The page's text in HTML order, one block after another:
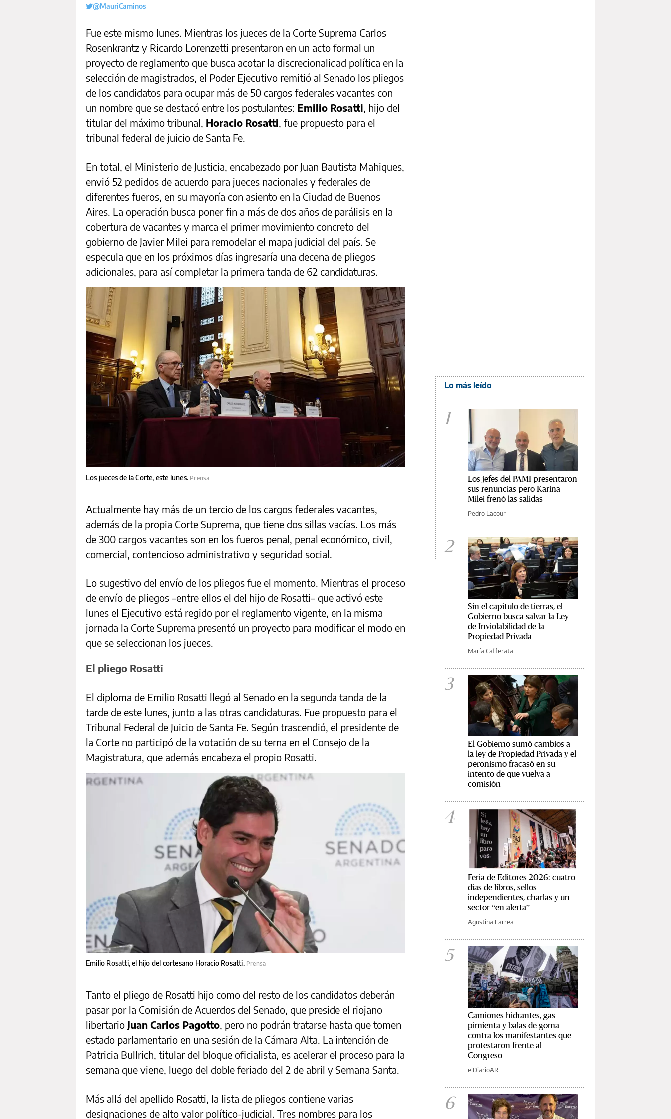
@MauriCaminos
Fue este mismo lunes. Mientras los jueces de la Corte Suprema Carlos
Rosenkrantz y Ricardo Lorenzetti presentaron en un acto formal un
proyecto de reglamento que busca acotar la discrecionalidad política en la
selección de magistrados, el Poder Ejecutivo remitió al Senado los pliegos
de los candidatos para ocupar más de 50 cargos federales vacantes con
un nombre que se destacó entre los postulantes: Emilio Rosatti, hijo del
titular del máximo tribunal, Horacio Rosatti, fue propuesto para el
tribunal federal de juicio de Santa Fe.
En total, el Ministerio de Justicia, encabezado por Juan Bautista Mahiques,
envió 52 pedidos de acuerdo para jueces nacionales y federales de
diferentes fueros, en su mayoría con asiento en la Ciudad de Buenos
Aires. La operación busca poner fin a más de dos años de parálisis en la
cobertura de vacantes y marca el primer movimiento concreto del
gobierno de Javier Milei para remodelar el mapa judicial del país. Se
especula que en los próximos días ingresaría una decena de pliegos
adicionales, para así completar la primera tanda de 62 candidaturas.
Los jueces de la Corte, este lunes. Prensa
Actualmente hay más de un tercio de los cargos federales vacantes,
además de la propia Corte Suprema, que tiene dos sillas vacías. Los más
de 300 cargos vacantes son en los fueros penal, penal económico, civil,
comercial, contencioso administrativo y seguridad social.
Lo sugestivo del envío de los pliegos fue el momento. Mientras el proceso
de envío de pliegos –entre ellos el del hijo de Rosatti– que activó este
lunes el Ejecutivo está regido por el reglamento vigente, en la misma
jornada la Corte Suprema presentó un proyecto para modificar el modo en
que se seleccionan los jueces.
El pliego Rosatti
El diploma de Emilio Rosatti llegó al Senado en la segunda tanda de la
tarde de este lunes, junto a las otras candidaturas. Fue propuesto para el
Tribunal Federal de Juicio de Santa Fe. Según trascendió, el presidente de
la Corte no participó de la votación de su terna en el Consejo de la
Magistratura, que además encabeza el propio Rosatti.
Emilio Rosatti, el hijo del cortesano Horacio Rosatti. Prensa
Tanto el pliego de Rosatti hijo como del resto de los candidatos deberán
pasar por la Comisión de Acuerdos del Senado, que preside el riojano
libertario Juan Carlos Pagotto, pero no podrán tratarse hasta que tomen
estado parlamentario en una sesión de la Cámara Alta. La intención de
Patricia Bullrich, titular del bloque oficialista, es acelerar el proceso para la
semana que viene, luego del doble feriado del 2 de abril y Semana Santa.
Más allá del apellido Rosatti, la lista de pliegos contiene varias
designaciones de alto valor político-judicial. Tres nombres para los
Lo más leído
1
Los jefes del PAMI presentaron
sus renuncias pero Karina
Milei frenó las salidas
Pedro Lacour
2
Sin el capítulo de tierras, el
Gobierno busca salvar la Ley
de Inviolabilidad de la
Propiedad Privada
María Cafferata
3
El Gobierno sumó cambios a
la ley de Propiedad Privada y el
peronismo fracasó en su
intento de que vuelva a
comisión
4
Feria de Editores 2026: cuatro
días de libros, sellos
independientes, charlas y un
sector “en alerta”
Agustina Larrea
5
Camiones hidrantes, gas
pimienta y balas de goma
contra los manifestantes que
protestaron frente al
Congreso
elDiarioAR
6